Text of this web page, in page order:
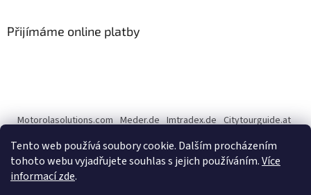
Tento web používá soubory cookie. Dalším procházením
tohoto webu vyjadřujete souhlas s jejich používáním.Více
informací zde.
Přijímáme online platby
Motorolasolutions.com Meder.de Imtradex.de Citytourguide.at